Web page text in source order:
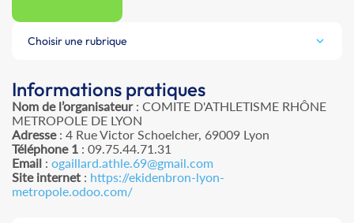
Choisir une rubrique
Informations pratiques
Nom de l’organisateur: COMITE D'ATHLETISME RHÔNE
METROPOLE DE LYON
Adresse: 4 Rue Victor Schoelcher, 69009 Lyon
Téléphone 1 : 09.75.44.71.31
Email : ogaillard.athle.69@gmail.com
Site internet : https://ekidenbron-lyon-
metropole.odoo.com/